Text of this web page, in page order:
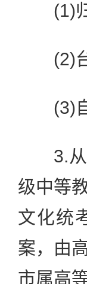
(1)归
(2)台
(3)自
3.从
级中等
文化统
案，由
市属高